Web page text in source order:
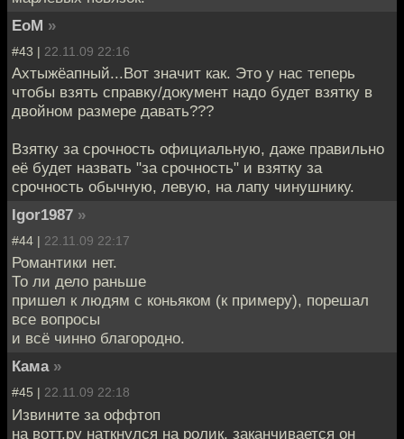
EoM »
#43 | 22.11.09 22:16
Ахтыжёапный...Вот значит как. Это у нас теперь
чтобы взять справку/документ надо будет взятку в
двойном размере давать???
Взятку за срочность официальную, даже правильно
её будет назвать "за срочность" и взятку за
срочность обычную, левую, на лапу чинушнику.
Igor1987 »
#44 | 22.11.09 22:17
Романтики нет.
То ли дело раньше
пришел к людям с коньяком (к примеру), порешал
все вопросы
и всё чинно благородно.
Кама »
#45 | 22.11.09 22:18
Извините за оффтоп
на вотт.ру наткнулся на ролик, заканчивается он